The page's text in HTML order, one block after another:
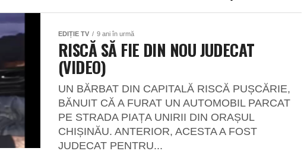
EDIȚIE TV 9 ani în urmă
RISCĂ SĂ FIE DIN NOU JUDECAT
(VIDEO)
UN BĂRBAT DIN CAPITALĂ RISCĂ PUȘCĂRIE,
BĂNUIT CĂ A FURAT UN AUTOMOBIL PARCAT
PE STRADA PIAȚA UNIRII DIN ORAȘUL
CHIȘINĂU. ANTERIOR, ACESTA A FOST
JUDECAT PENTRU...